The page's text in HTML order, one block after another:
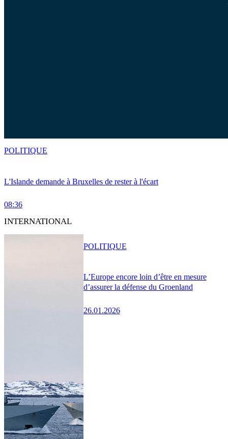
L'Islande demande à Bruxelles de rester à l'écart
08:36
POLITIQUE
INTERNATIONAL
L’Europe encore loin d’être en mesure
d’assurer la défense du Groenland
26.01.2026
POLITIQUE